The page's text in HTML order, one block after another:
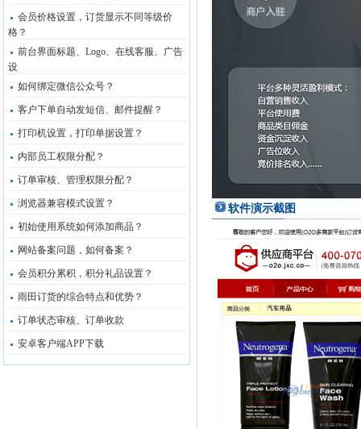
会员价格设置，订货显示不同等级价
格？
前台界面标题、Logo、在线客服、广告
设
如何绑定微信公众号？
客户下单自动发短信、邮件提醒？
打印机设置，打印单据设置？
内部员工权限分配？
订单审核、管理权限分配？
浏览器兼容模式设置？
初始使用系统如何添加商品？
网站备案问题，如何备案？
会员积分累积，积分礼品设置？
雨田订货的综合特点和优势？
订单状态审核、订单收款
安卓客户端APP下载
软件演示截图